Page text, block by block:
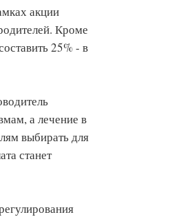
акции
Кроме
25% - в
а лечение в
выбирать для
станет